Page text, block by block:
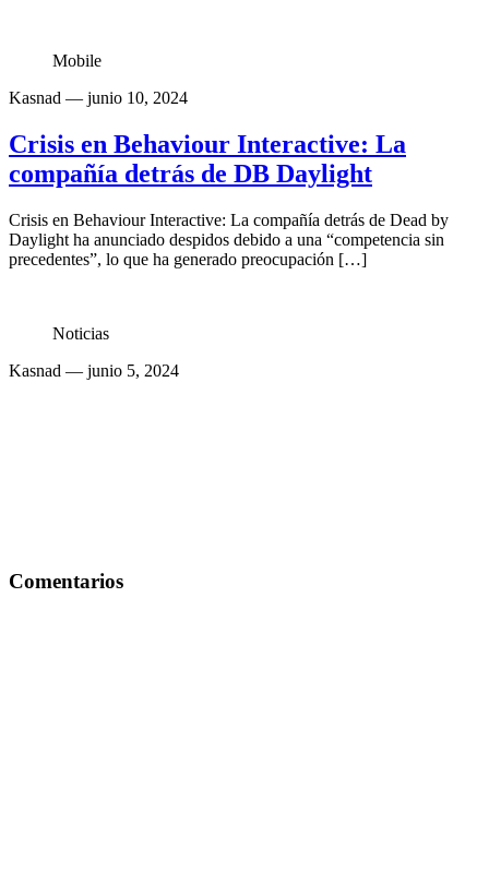
Mobile
Kasnad — junio 10, 2024
Crisis en Behaviour Interactive: La
compañía detrás de DB Daylight
Crisis en Behaviour Interactive: La compañía detrás de Dead by
Daylight ha anunciado despidos debido a una “competencia sin
precedentes”, lo que ha generado preocupación […]
Noticias
Kasnad — junio 5, 2024
Comentarios